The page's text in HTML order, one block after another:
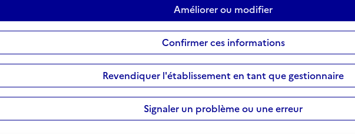
Améliorer ou modifier
Confirmer ces informations
Revendiquer l'établissement en tant que gestionnaire
Signaler un problème ou une erreur